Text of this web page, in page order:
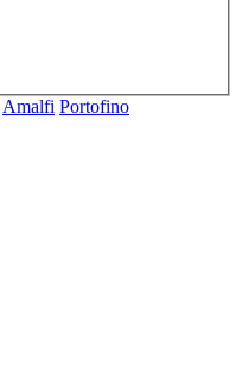
Amalfi Portofino